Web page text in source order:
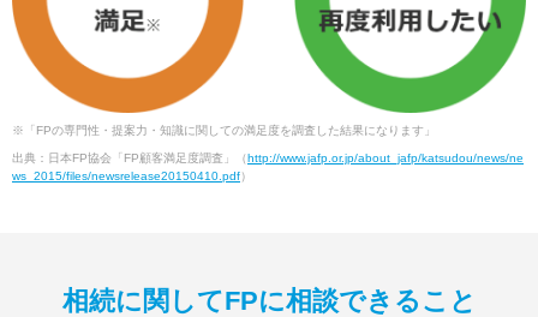
※「FPの専門性・提案力・知識に関しての満足度を調査した結果になります」
出典：日本FP協会「FP顧客満足度調査」（http://www.jafp.or.jp/about_jafp/katsudou/news/ne
ws_2015/files/newsrelease20150410.pdf）
相続に関してFPに相談できること